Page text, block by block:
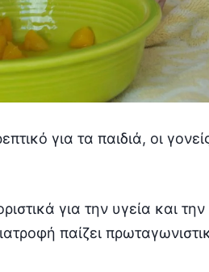
για τα παιδιά, οι
για την υγεία και την
παίζει